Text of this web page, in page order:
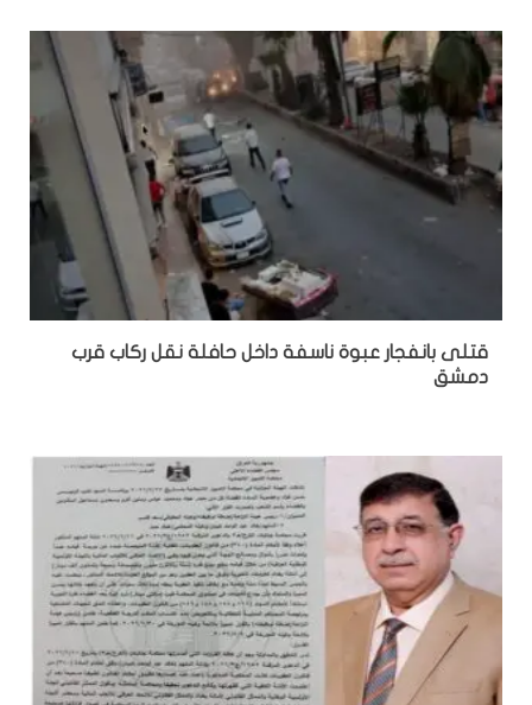
قتلى بانفجار عبوة ناسفة داخل حافلة نقل ركاب قرب
دمشق